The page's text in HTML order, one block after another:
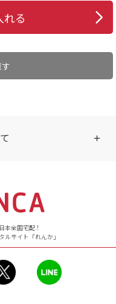
れる
本全国宅配！
ルサイト「れんか」